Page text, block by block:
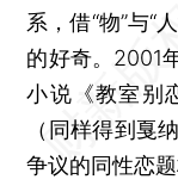
系，借“物”与“
的好奇。2001
小说《教室别
（同样得到戛
争议的同性恋